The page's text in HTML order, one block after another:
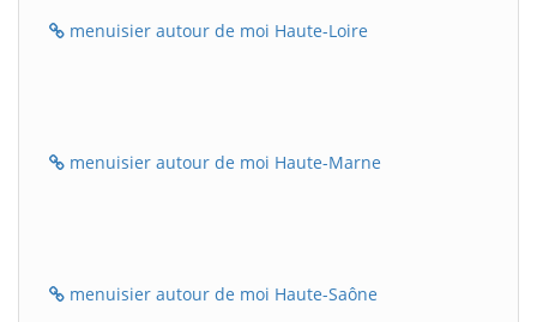
menuisier autour de moi Haute-Loire
menuisier autour de moi Haute-Marne
menuisier autour de moi Haute-Saône